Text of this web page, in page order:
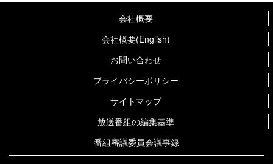
会社概要
会社概要(English)
お問い合わせ
プライバシーポリシー
サイトマップ
放送番組の編集基準
番組審議委員会議事録